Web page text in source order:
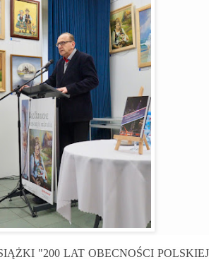
"200 LAT OBECNOŚCI POLSKIEJ